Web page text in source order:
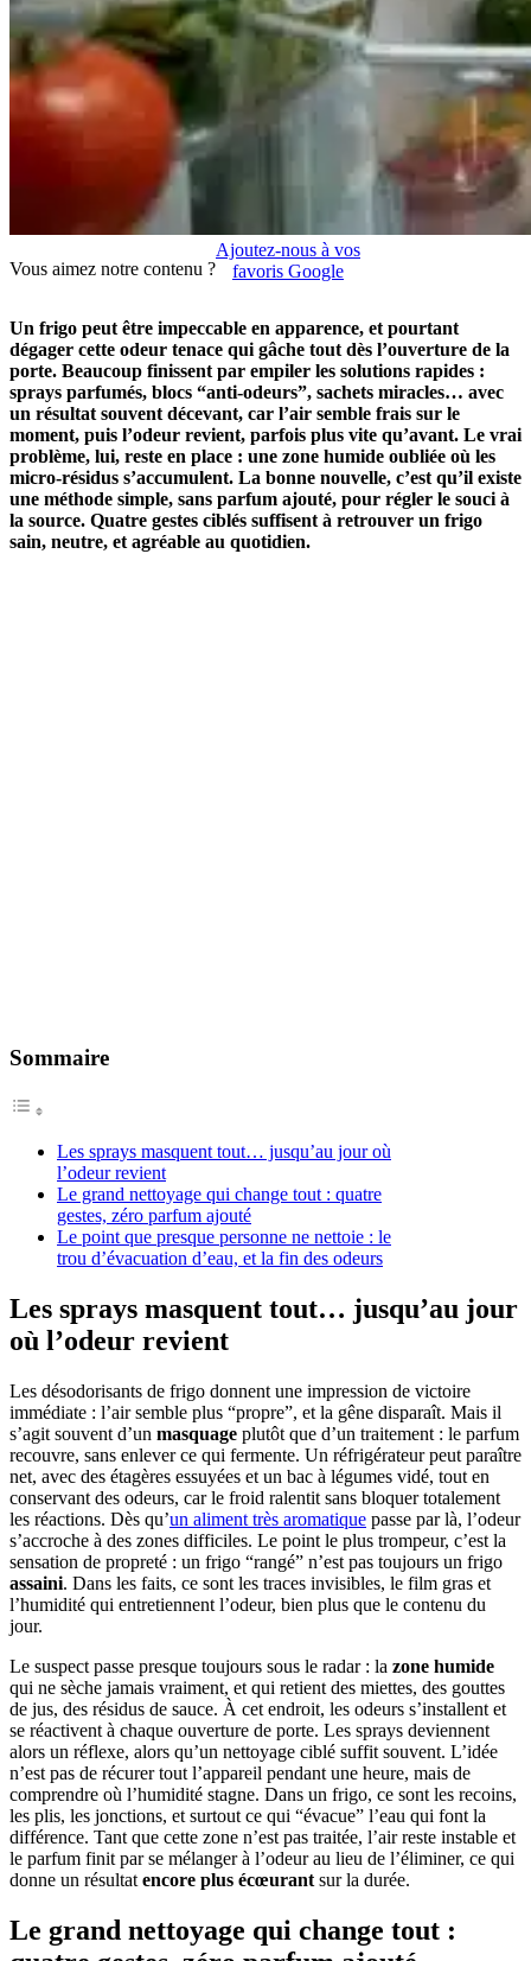
Vous aimez notre contenu ?
Ajoutez-nous à vos
favoris Google
Un frigo peut être impeccable en apparence, et pourtant
dégager cette odeur tenace qui gâche tout dès l’ouverture de la
porte. Beaucoup finissent par empiler les solutions rapides :
sprays parfumés, blocs “anti-odeurs”, sachets miracles… avec
un résultat souvent décevant, car l’air semble frais sur le
moment, puis l’odeur revient, parfois plus vite qu’avant. Le vrai
problème, lui, reste en place : une zone humide oubliée où les
micro-résidus s’accumulent. La bonne nouvelle, c’est qu’il existe
une méthode simple, sans parfum ajouté, pour régler le souci à
la source. Quatre gestes ciblés suffisent à retrouver un frigo
sain, neutre, et agréable au quotidien.
Sommaire
Les sprays masquent tout… jusqu’au jour où
l’odeur revient
Le grand nettoyage qui change tout : quatre
gestes, zéro parfum ajouté
Le point que presque personne ne nettoie : le
trou d’évacuation d’eau, et la fin des odeurs
Les sprays masquent tout… jusqu’au jour
où l’odeur revient
Les désodorisants de frigo donnent une impression de victoire
immédiate : l’air semble plus “propre”, et la gêne disparaît. Mais il
s’agit souvent d’un masquage plutôt que d’un traitement : le parfum
recouvre, sans enlever ce qui fermente. Un réfrigérateur peut paraître
net, avec des étagères essuyées et un bac à légumes vidé, tout en
conservant des odeurs, car le froid ralentit sans bloquer totalement
les réactions. Dès qu’un aliment très aromatique passe par là, l’odeur
s’accroche à des zones difficiles. Le point le plus trompeur, c’est la
sensation de propreté : un frigo “rangé” n’est pas toujours un frigo
assaini. Dans les faits, ce sont les traces invisibles, le film gras et
l’humidité qui entretiennent l’odeur, bien plus que le contenu du
jour.
Le suspect passe presque toujours sous le radar : la zone humide
qui ne sèche jamais vraiment, et qui retient des miettes, des gouttes
de jus, des résidus de sauce. À cet endroit, les odeurs s’installent et
se réactivent à chaque ouverture de porte. Les sprays deviennent
alors un réflexe, alors qu’un nettoyage ciblé suffit souvent. L’idée
n’est pas de récurer tout l’appareil pendant une heure, mais de
comprendre où l’humidité stagne. Dans un frigo, ce sont les recoins,
les plis, les jonctions, et surtout ce qui “évacue” l’eau qui font la
différence. Tant que cette zone n’est pas traitée, l’air reste instable et
le parfum finit par se mélanger à l’odeur au lieu de l’éliminer, ce qui
donne un résultat encore plus écœurant sur la durée.
Le grand nettoyage qui change tout :